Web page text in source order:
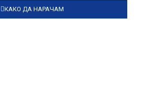
КАКО ДА НАРАЧАМ